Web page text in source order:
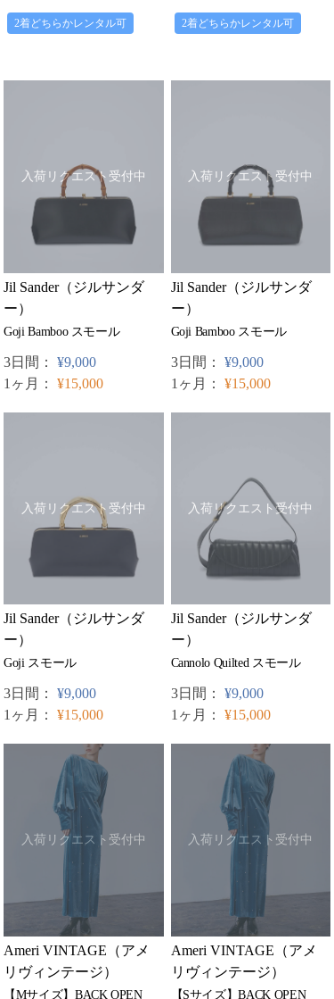
2着どちらかレンタル可 2着どちらかレンタル可
入荷リクエスト受付中
Jil Sander（ジルサンダ
ー）
Goji Bamboo スモール
3日間： ¥9,000
1ヶ月： ¥15,000
入荷リクエスト受付中
Jil Sander（ジルサンダ
ー）
Goji Bamboo スモール
3日間： ¥9,000
1ヶ月： ¥15,000
入荷リクエスト受付中
Jil Sander（ジルサンダ
ー）
Goji スモール
3日間： ¥9,000
1ヶ月： ¥15,000
入荷リクエスト受付中
Jil Sander（ジルサンダ
ー）
Cannolo Quilted スモール
3日間： ¥9,000
1ヶ月： ¥15,000
入荷リクエスト受付中
Ameri VINTAGE（アメ
リヴィンテージ）
【Mサイズ】BACK OPEN
入荷リクエスト受付中
Ameri VINTAGE（アメ
リヴィンテージ）
【Sサイズ】BACK OPEN